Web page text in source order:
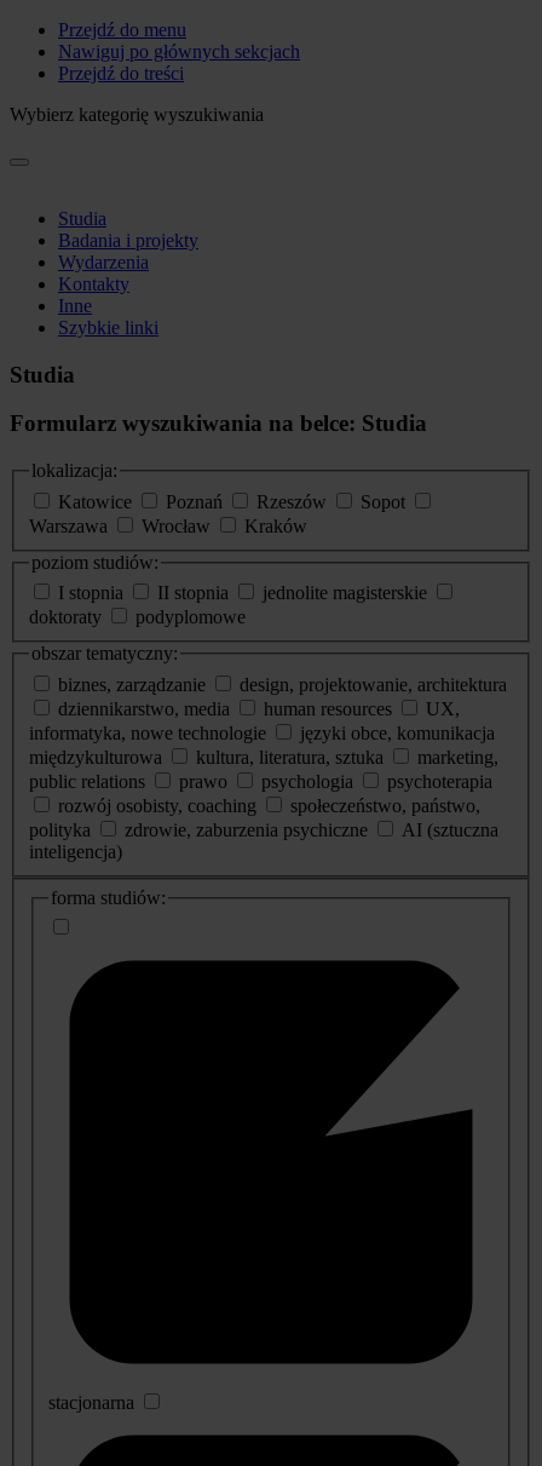
Przejdź do menu
Nawiguj po głównych sekcjach
Przejdź do treści
Wybierz kategorię wyszukiwania
Studia
Badania i projekty
Wydarzenia
Kontakty
Inne
Szybkie linki
Studia
Formularz wyszukiwania na belce: Studia
lokalizacja:
Katowice
Poznań Rzeszów
Sopot
Warszawa
Wrocław
Kraków
poziom studiów:
I stopnia
II stopnia
jednolite magisterskie
doktoraty
podyplomowe
obszar tematyczny:
biznes, zarządzanie
design, projektowanie, architektura
dziennikarstwo, media
human resources
UX,
informatyka, nowe technologie
języki obce, komunikacja
międzykulturowa
kultura, literatura, sztuka
marketing,
public relations
prawo psychologia
psychoterapia
rozwój osobisty, coaching
społeczeństwo, państwo,
polityka
zdrowie, zaburzenia psychiczne
AI (sztuczna
inteligencja)
dodatkowe
informacje
forma studiów:
stacjonarna